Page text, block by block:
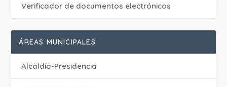
Verificador de documentos electrónicos
ÁREAS MUNICIPALES
Alcaldía-Presidencia